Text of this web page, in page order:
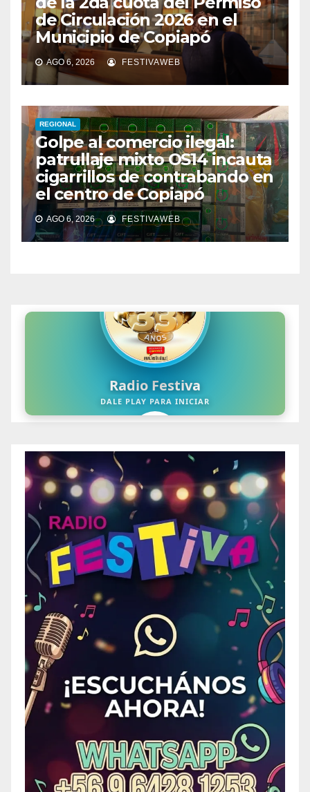
de Circulación 2026 en el
Municipio de Copiapó
AGO 6, 2026 FESTIVAWEB
REGIONAL
Golpe al comercio ilegal:
patrullaje mixto OS14 incauta
cigarrillos de contrabando en
el centro de Copiapó
AGO 6, 2026 FESTIVAWEB